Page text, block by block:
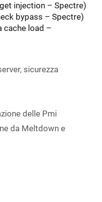
injection – Spectre)
bypass – Spectre)
cache load –
sicurezza
delle Pmi
da Meltdown e